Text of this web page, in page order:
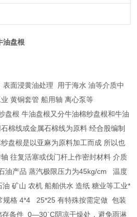
油盘根
面浸黄油处理 用于海水 油等介质中
黄铜套管 船用轴 离心泵等
盘根 牛油盘根又分牛油棉纱盘根和牛油
棉线或金属石棉线为原料 经合股编制
盘根是以亚麻为原料加工而成 所以也
往复活塞或伐门杆上作密封材料 介质
油产品 蒸汽极限压力为45kg/cm 温度
矿山 农机 船舶供水 造纸 糖业等工业*
规格 4*4 25*25 有特殊按需定做 包装
条件 0—30`C阴凉干燥处，避免雨淋